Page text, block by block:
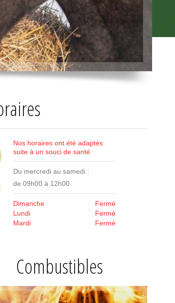
Nos horaires ont été adaptés
suite à un souci de santé
Du mercredi au samedi :
de 09h00 à 12h00
Dimanche
Fermé
Lundi
Fermé
Mardi
Fermé
Combustibles